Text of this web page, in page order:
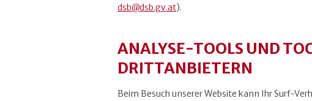
dsb@dsb.gv.at).
ANALYSE-TOOLS UND
DRITTANBIETERN
Beim Besuch unserer Website kann Ihr Surf-